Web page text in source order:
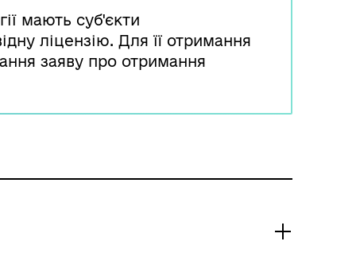
мають суб'єкти
ліцензію. Для її отримання
заяву про отримання